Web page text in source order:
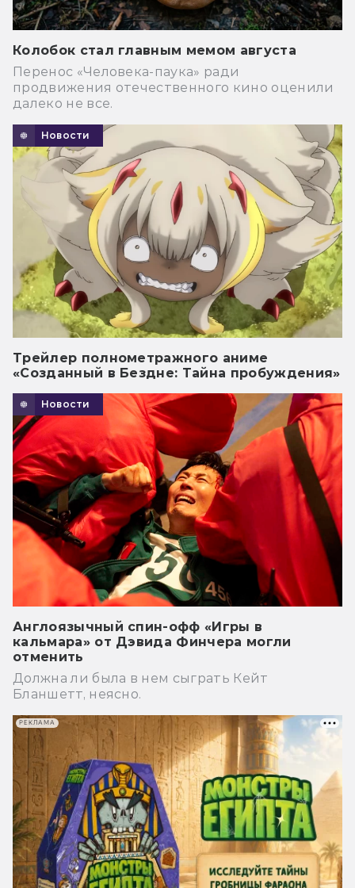
Колобок стал главным мемом августа
Перенос «Человека-паука» ради
продвижения отечественного кино оценили
далеко не все.
Новости
Трейлер полнометражного аниме
«Созданный в Бездне: Тайна пробуждения»
Новости
Англоязычный спин-офф «Игры в
кальмара» от Дэвида Финчера могли
отменить
Должна ли была в нем сыграть Кейт
Бланшетт, неясно.
РЕКЛАМА